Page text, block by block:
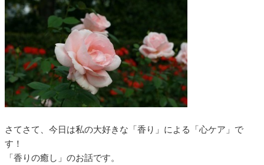
さてさて、今日は私の大好きな「香り」による「心ケア」で
す！
「香りの癒し」のお話です。